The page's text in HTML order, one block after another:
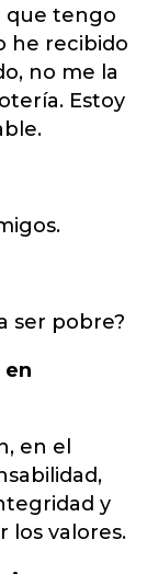
que tengo
he recibido
no me la
Estoy
ser pobre?
en
en el
y
los valores.